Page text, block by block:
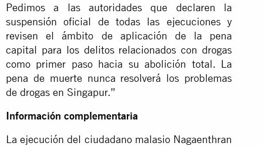
Pedimos a las autoridades que declaren la
suspensión oficial de todas las ejecuciones y
revisen el ámbito de aplicación de la pena
capital para los delitos relacionados con drogas
como primer paso hacia su abolición total. La
pena de muerte nunca resolverá los problemas
de drogas en Singapur.”
Información complementaria
La ejecución del ciudadano malasio Nagaenthran